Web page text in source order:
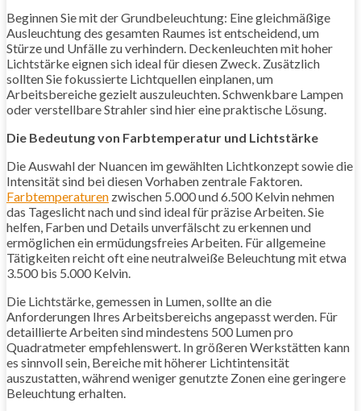
Beginnen Sie mit der Grundbeleuchtung: Eine gleichmäßige
Ausleuchtung des gesamten Raumes ist entscheidend, um
Stürze und Unfälle zu verhindern. Deckenleuchten mit hoher
Lichtstärke eignen sich ideal für diesen Zweck. Zusätzlich
sollten Sie fokussierte Lichtquellen einplanen, um
Arbeitsbereiche gezielt auszuleuchten. Schwenkbare Lampen
oder verstellbare Strahler sind hier eine praktische Lösung.
Die Bedeutung von Farbtemperatur und Lichtstärke
Die Auswahl der Nuancen im gewählten Lichtkonzept sowie die
Intensität sind bei diesen Vorhaben zentrale Faktoren.
Farbtemperaturen zwischen 5.000 und 6.500 Kelvin nehmen
das Tageslicht nach und sind ideal für präzise Arbeiten. Sie
helfen, Farben und Details unverfälscht zu erkennen und
ermöglichen ein ermüdungsfreies Arbeiten. Für allgemeine
Tätigkeiten reicht oft eine neutralweiße Beleuchtung mit etwa
3.500 bis 5.000 Kelvin.
Die Lichtstärke, gemessen in Lumen, sollte an die
Anforderungen Ihres Arbeitsbereichs angepasst werden. Für
detaillierte Arbeiten sind mindestens 500 Lumen pro
Quadratmeter empfehlenswert. In größeren Werkstätten kann
es sinnvoll sein, Bereiche mit höherer Lichtintensität
auszustatten, während weniger genutzte Zonen eine geringere
Beleuchtung erhalten.